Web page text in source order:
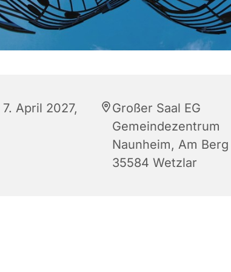
April 2027,
Großer Saal EG
Gemeindezentrum
Naunheim, Am
35584 Wetzlar